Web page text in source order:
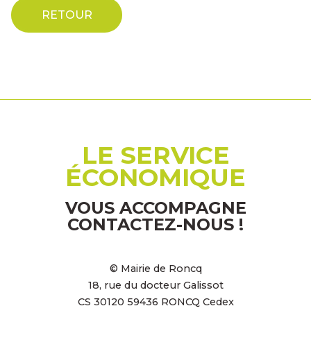
RETOUR
LE SERVICE
ÉCONOMIQUE
VOUS ACCOMPAGNE
CONTACTEZ-NOUS !
© Mairie de Roncq
18, rue du docteur Galissot
CS 30120 59436 RONCQ Cedex